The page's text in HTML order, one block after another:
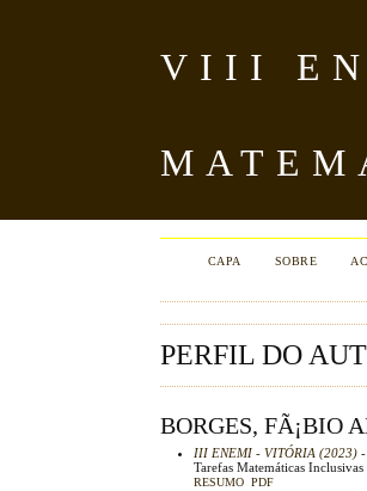
VIII
CAPA SOBRE
PERFIL DO
BORGES, FÃ¡BIO
III ENEMI - VITÓRIA (2023) -
Tarefas Matemáticas
RESUMO PDF